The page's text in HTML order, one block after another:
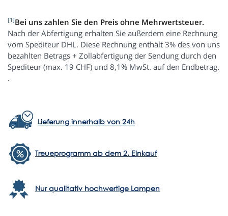
[1]Bei uns zahlen Sie den Preis ohne Mehrwertsteuer.
Nach der Abfertigung erhalten Sie außerdem eine Rechnung
vom Spediteur DHL. Diese Rechnung enthält 3% des von uns
bezahlten Betrags + Zollabfertigung der Sendung durch den
Spediteur (max. 19 CHF) und 8,1% MwSt. auf den Endbetrag.
.
Lieferung innerhalb von 24h
Treueprogramm ab dem 2. Einkauf
Nur qualitativ hochwertige Lampen